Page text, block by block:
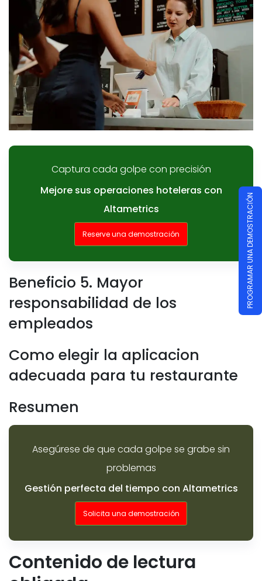
Captura cada golpe con precisión
Mejore sus operaciones hoteleras con
Altametrics
Reserve una demostración
Beneficio 5. Mayor
responsabilidad de los
empleados
Como elegir la aplicacion
adecuada para tu restaurante
Resumen
Asegúrese de que cada golpe se grabe sin
problemas
Gestión perfecta del tiempo con Altametrics
Solicita una demostración
Contenido de lectura
PROGRAMAR UNA DEMOSTRACIÓN